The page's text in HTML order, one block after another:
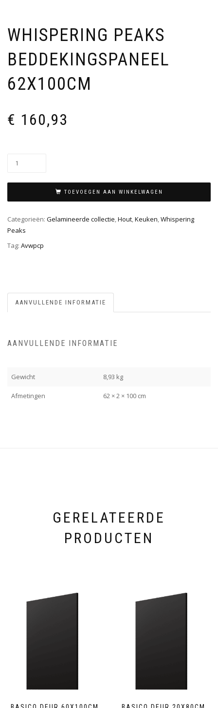
WHISPERING PEAKS
BEDDEKINGSPANEEL
62X100CM
€ 160,93
TOEVOEGEN AAN WINKELWAGEN
Categorieën: Gelamineerde collectie,Hout,Keuken,Whispering
Peaks
Tag: Avwpcp
AANVULLENDE INFORMATIE
AANVULLENDE INFORMATIE
Gewicht 8,93 kg
Afmetingen 62 × 2 × 100 cm
GERELATEERDE
PRODUCTEN